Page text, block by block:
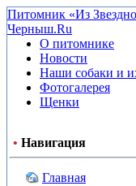
Питомник «Из
Черныш.Ru
О питомнике
Новости
Наши собаки и
Фотогалерея
Щенки
• Навигация
Главная